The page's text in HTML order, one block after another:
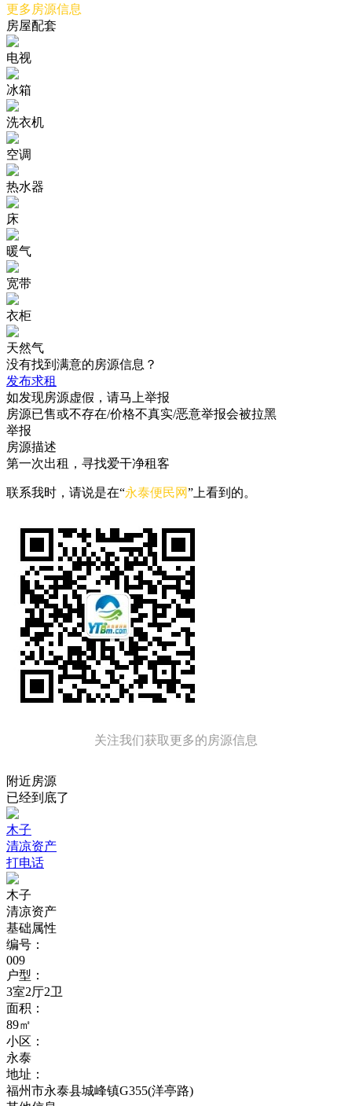
更多房源信息
房屋配套
电视
冰箱
洗衣机
空调
热水器
床
暖气
宽带
衣柜
天然气
没有找到满意的房源信息？
发布求租
如发现房源虚假，请马上举报
房源已售或不存在/价格不真实/恶意举报会被拉黑
举报
房源描述
第一次出租，寻找爱干净租客
联系我时，请说是在“永泰便民网”上看到的。
关注我们获取更多的房源信息
附近房源
已经到底了
木子
清凉资产
打电话
木子
清凉资产
基础属性
编号：
009
户型：
3室2厅2卫
面积：
89㎡
小区：
永泰
地址：
福州市永泰县城峰镇G355(洋亭路)